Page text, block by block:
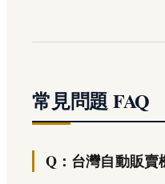
常見問題 FAQ
Q：台灣自動販賣